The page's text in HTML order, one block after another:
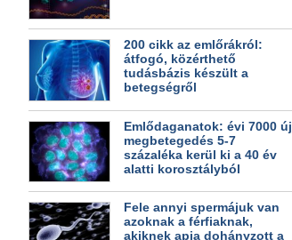
200 cikk az emlőrákról:
átfogó, közérthető
tudásbázis készült a
betegségről
Emlődaganatok: évi 7000 új
megbetegedés 5-7
százaléka kerül ki a 40 év
alatti korosztályból
Fele annyi spermájuk van
azoknak a férfiaknak,
akiknek apja dohányzott a